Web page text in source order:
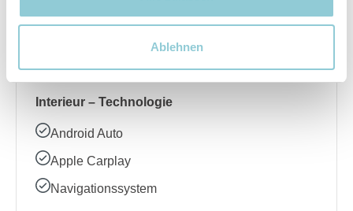
Ablehnen
Beheizbares Lenkrad
Interieur – Technologie
Android Auto
Apple Carplay
Navigationssystem